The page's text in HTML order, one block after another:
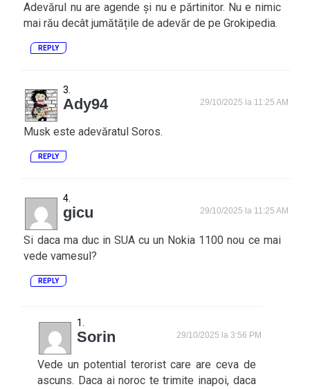
Adevărul nu are agende și nu e părtinitor. Nu e nimic
mai rău decât jumătățile de adevăr de pe Grokipedia.
REPLY
Ady94 29/10/2025 la 11:25 AM
Musk este adevăratul Soros.
REPLY
gicu 29/10/2025 la 11:25 AM
Si daca ma duc in SUA cu un Nokia 1100 nou ce mai
vede vamesul?
REPLY
Sorin 29/10/2025 la 3:56 PM
Vede un potential terorist care are ceva de
ascuns. Daca ai noroc te trimite inapoi, daca